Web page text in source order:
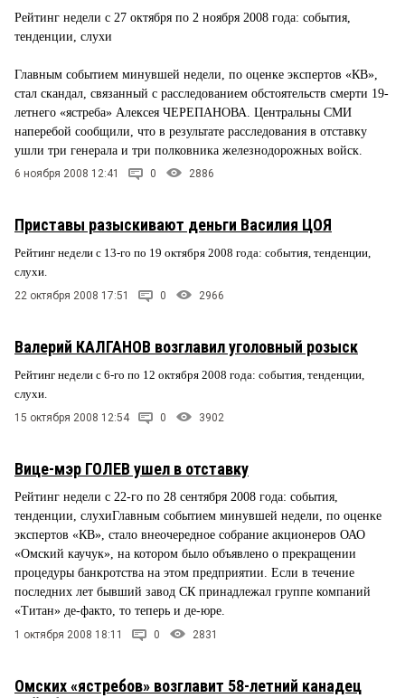
Рейтинг недели с 27 октября по 2 ноября 2008 года: события,
тенденции, слухи
Главным событием минувшей недели, по оценке экспертов «КВ»,
стал скандал, связанный с расследованием обстоятельств смерти 19-
летнего «ястреба» Алексея ЧЕРЕПАНОВА. Центральны СМИ
наперебой сообщили, что в результате расследования в отставку
ушли три генерала и три полковника железнодорожных войск.
6 ноября 2008 12:41 0 2886
Приставы разыскивают деньги Василия ЦОЯ
Рейтинг недели с 13-го по 19 октября 2008 года: события, тенденции,
слухи.
22 октября 2008 17:51 0 2966
Валерий КАЛГАНОВ возглавил уголовный розыск
Рейтинг недели с 6-го по 12 октября 2008 года: события, тенденции,
слухи.
15 октября 2008 12:54 0 3902
Вице-мэр ГОЛЕВ ушел в отставку
Рейтинг недели с 22-го по 28 сентября 2008 года: события,
тенденции, слухиГлавным событием минувшей недели, по оценке
экспертов «КВ», стало внеочередное собрание акционеров ОАО
«Омский каучук», на котором было объявлено о прекращении
процедуры банкротства на этом предприятии. Если в течение
последних лет бывший завод СК принадлежал группе компаний
«Титан» де-факто, то теперь и де-юре.
1 октября 2008 18:11 0 2831
Омских «ястребов» возглавит 58-летний канадец